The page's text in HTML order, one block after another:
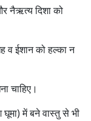
नैऋत्य दिशा को
व ईशान को हल्का न
चाहिए।
घूमा) में बने वास्तु से भी